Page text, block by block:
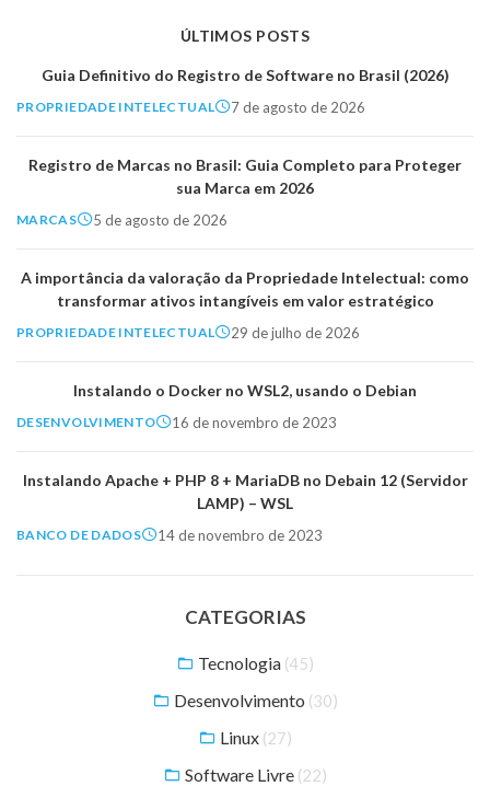
ÚLTIMOS POSTS
Guia Definitivo do Registro de Software no Brasil (2026)
PROPRIEDADE INTELECTUAL 7 de agosto de 2026
Registro de Marcas no Brasil: Guia Completo para Proteger
sua Marca em 2026
MARCAS 5 de agosto de 2026
A importância da valoração da Propriedade Intelectual: como
transformar ativos intangíveis em valor estratégico
PROPRIEDADE INTELECTUAL 29 de julho de 2026
Instalando o Docker no WSL2, usando o Debian
DESENVOLVIMENTO 16 de novembro de 2023
Instalando Apache + PHP 8 + MariaDB no Debain 12 (Servidor
LAMP) – WSL
BANCO DE DADOS 14 de novembro de 2023
CATEGORIAS
Tecnologia (45)
Desenvolvimento (30)
Linux (27)
Software Livre (22)